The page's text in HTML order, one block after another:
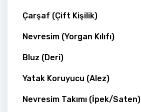
Çarşaf (Çift Kişilik)
Nevresim (Yorgan Kılıfı)
Bluz (Deri)
Yatak Koruyucu (Alez)
Nevresim Takımı (İpek/Saten)